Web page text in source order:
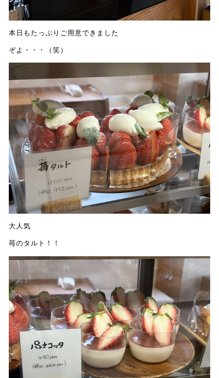
本日もたっぷりご用意できました
ぞよ・・・（笑）
大人気
苺のタルト！！